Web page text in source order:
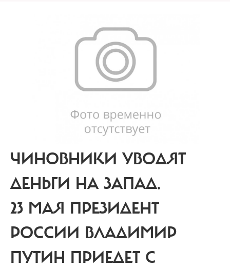
ЧИНОВНИКИ УВОДЯТ
ДЕНЬГИ НА ЗАПАД.
23 МАЯ ПРЕЗИДЕНТ
РОССИИ ВЛАДИМИР
ПУТИН ПРИЕДЕТ С